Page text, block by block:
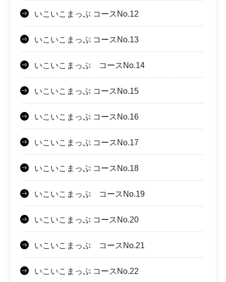
いこいこまっぷ コースNo.12
いこいこまっぷ コースNo.13
いこいこまっぷ コースNo.14
いこいこまっぷ コースNo.15
いこいこまっぷ コースNo.16
いこいこまっぷ コースNo.17
いこいこまっぷ コースNo.18
いこいこまっぷ コースNo.19
いこいこまっぷ コースNo.20
いこいこまっぷ コースNo.21
いこいこまっぷ コースNo.22